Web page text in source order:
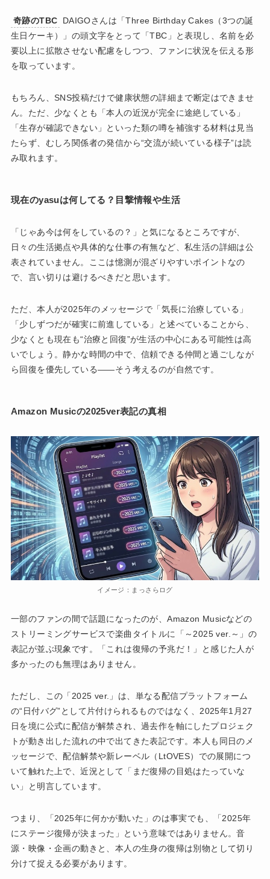
奇跡のTBC
DAIGOさんは「Three Birthday Cakes（3つの誕
生日ケーキ）」の頭文字をとって「TBC」と表現し、名前を必
要以上に拡散させない配慮をしつつ、ファンに状況を伝える形
を取っています。
もちろん、SNS投稿だけで健康状態の詳細まで断定はできませ
ん。ただ、少なくとも「本人の近況が完全に途絶している」
「生存が確認できない」といった類の噂を補強する材料は見当
たらず、むしろ関係者の発信から“交流が続いている様子”は読
み取れます。
現在のyasuは何してる？目撃情報や生活
「じゃあ今は何をしているの？」と気になるところですが、
日々の生活拠点や具体的な仕事の有無など、私生活の詳細は公
表されていません。ここは憶測が混ざりやすいポイントなの
で、言い切りは避けるべきだと思います。
ただ、本人が2025年のメッセージで「気長に治療している」
「少しずつだが確実に前進している」と述べていることから、
少なくとも現在も“治療と回復”が生活の中心にある可能性は高
いでしょう。静かな時間の中で、信頼できる仲間と過ごしなが
ら回復を優先している——そう考えるのが自然です。
Amazon Musicの2025ver表記の真相
イメージ：まっさらログ
一部のファンの間で話題になったのが、Amazon Musicなどの
ストリーミングサービスで楽曲タイトルに「～2025 ver.～」の
表記が並ぶ現象です。「これは復帰の予兆だ！」と感じた人が
多かったのも無理はありません。
ただし、この「2025 ver.」は、単なる配信プラットフォーム
の“日付バグ”として片付けられるものではなく、2025年1月27
日を境に公式に配信が解禁され、過去作を軸にしたプロジェク
トが動き出した流れの中で出てきた表記です。本人も同日のメ
ッセージで、配信解禁や新レーベル（LtOVES）での展開につ
いて触れた上で、近況として「まだ復帰の目処はたっていな
い」と明言しています。
つまり、「2025年に何かが動いた」のは事実でも、「2025年
にステージ復帰が決まった」という意味ではありません。音
源・映像・企画の動きと、本人の生身の復帰は別物として切り
分けて捉える必要があります。